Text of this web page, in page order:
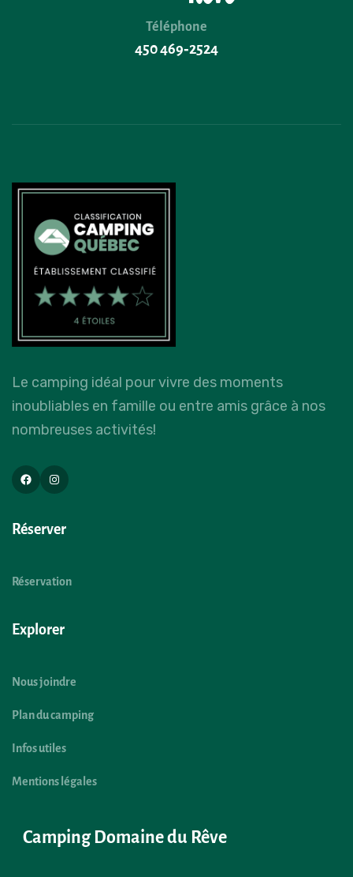
Téléphone
450 469‑2524
Le camping idéal pour vivre des moments
inoubliables en famille ou entre amis grâce à nos
nombreuses activités!
Réserver
Réservation
Explorer
Nous joindre
Plan du camping
Infos utiles
Mentions légales
Camping Domaine du Rêve